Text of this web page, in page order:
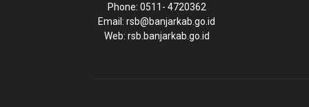
Phone: 0511- 4720362
Email: rsb@banjarkab.go.id
Web: rsb.banjarkab.go.id